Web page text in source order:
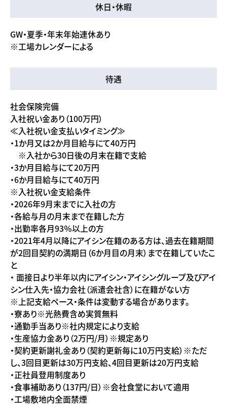
休日・休暇
GW・夏季・年末年始連休あり
※工場カレンダーによる
待遇
社会保険完備
入社祝い金あり（100万円）
≪入社祝い金支払いタイミング≫
・1か月又は2か月目給与にて40万円
※入社から30日後の月末在籍で支給
・3か月目給与にて20万円
・6か月目給与にて40万円
※入社祝い金支給条件
・2026年9月末までに入社の方
・各給与月の月末まで在籍した方
・出勤率各月93％以上の方
・2021年4月以降にアイシン在籍のある方は、過去在籍期間
が2回目契約の満期日（6か月目の月末）まで在籍していたこ
と
・ 面接日より半年以内にアイシン・アイシングループ及びアイ
シン仕入先・協力会社（派遣会社含）に在籍がない方
※上記支給ペース・条件は変動する場合があります。
・寮あり※光熱費含め実質無料
・通勤手当あり※社内規定により支給
・生産協力金あり（2万円/月）※規定あり
・契約更新謝礼金あり（契約更新毎に10万円支給）※ただ
し、3回目更新は30万円支給、4回目更新は20万円支給
・正社員登用制度あり
・食事補助あり（137円/日）※会社食堂において適用
・工場敷地内全面禁煙